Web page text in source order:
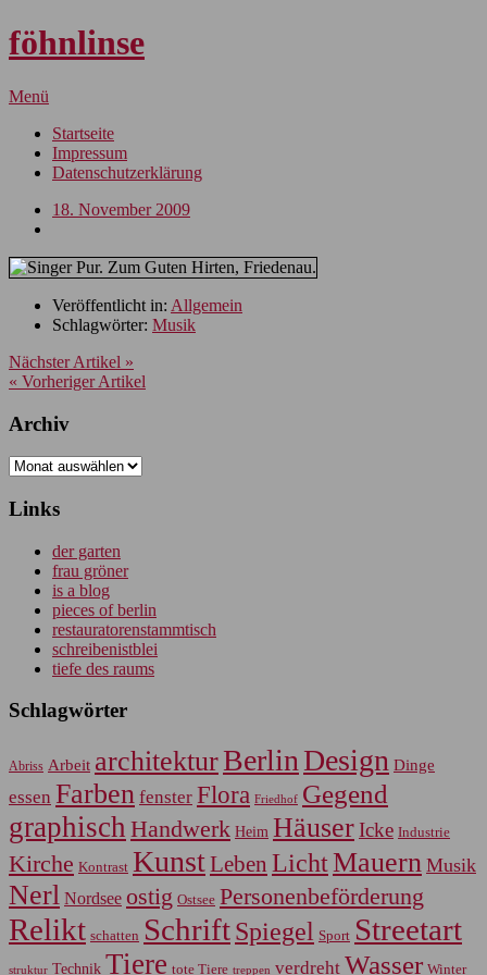
föhnlinse
Menü
Startseite
Impressum
Datenschutzerklärung
18. November 2009
Veröffentlicht in: Allgemein
Schlagwörter: Musik
Nächster Artikel »
« Vorheriger Artikel
Archiv
Archiv
Links
der garten
frau gröner
is a blog
pieces of berlin
restauratorenstammtisch
schreibenistblei
tiefe des raums
Schlagwörter
Abriss Arbeit architekturBerlin Design Dinge
essen Farben fenster Flora Friedhof Gegend
graphisch Handwerk Heim HäuserIcke Industrie
Kirche Kontrast KunstLeben LichtMauern Musik
Nerl Nordsee ostig Ostsee Personenbeförderung
Relikt schatten SchriftSpiegel Sport Streetart
struktur Technik Tiere tote Tiere treppen verdreht Wasser Winter